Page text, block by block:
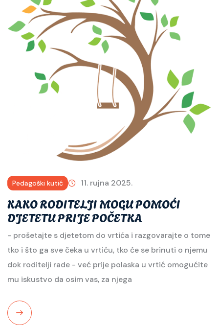
Pedagoški kutić 11. rujna 2025.
KAKO RODITELJI MOGU POMOĆI
DJETETU PRIJE POČETKA
- prošetajte s djetetom do vrtića i razgovarajte o tome
tko i što ga sve čeka u vrtiću, tko će se brinuti o njemu
dok roditelji rade - već prije polaska u vrtić omogućite
mu iskustvo da osim vas, za njega
Read